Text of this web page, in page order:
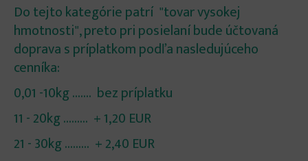
Do tejto kategórie patrí "tovar vysokej
hmotnosti", preto pri posielaní bude účtovaná
doprava s príplatkom podľa nasledujúceho
cenníka:
0,01 -10kg ....... bez príplatku
11 - 20kg ......... + 1,20 EUR
21 - 30kg ......... + 2,40 EUR